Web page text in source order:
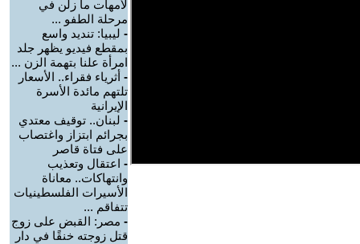
لأمهات ما زلن في
مرحلة الطفو ...
- ليبيا: تنديد واسع
بمقطع فيديو يظهر جلد
امرأة علنا بتهمة الزن ...
- أثرياء فقراء.. الأسعار
تلتهم مائدة الأسرة
الإيرانية
- لبنان.. توقيف معتدي
بجرائم ابتزاز واغتصاب
على فتاة قاصر
- اعتقال وتعذيب
وانتهاكات.. معاناة
الأسيرات الفلسطينيات
تتفاقم ...
- مصر: القبض على زوج
قتل زوجته خنقًا في دار